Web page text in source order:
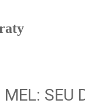
SEU